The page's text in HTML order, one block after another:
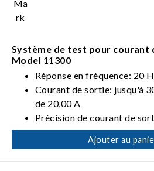
Système de test pour courant
Model 11300
Réponse en fréquence: 20
Courant de sortie: jusqu'à
de 20,00 A
Précision de courant de
Logiciel Windows pour
Ajouter au